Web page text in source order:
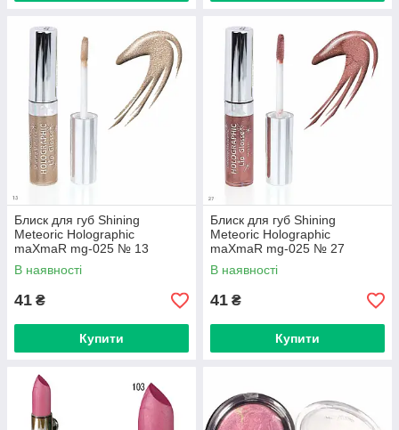
Блиск для губ Shining
Meteoric Holographic
maXmaR mg-025 № 13
В наявності
41 ₴
Купити
Блиск для губ Shining
Meteoric Holographic
maXmaR mg-025 № 27
В наявності
41 ₴
Купити